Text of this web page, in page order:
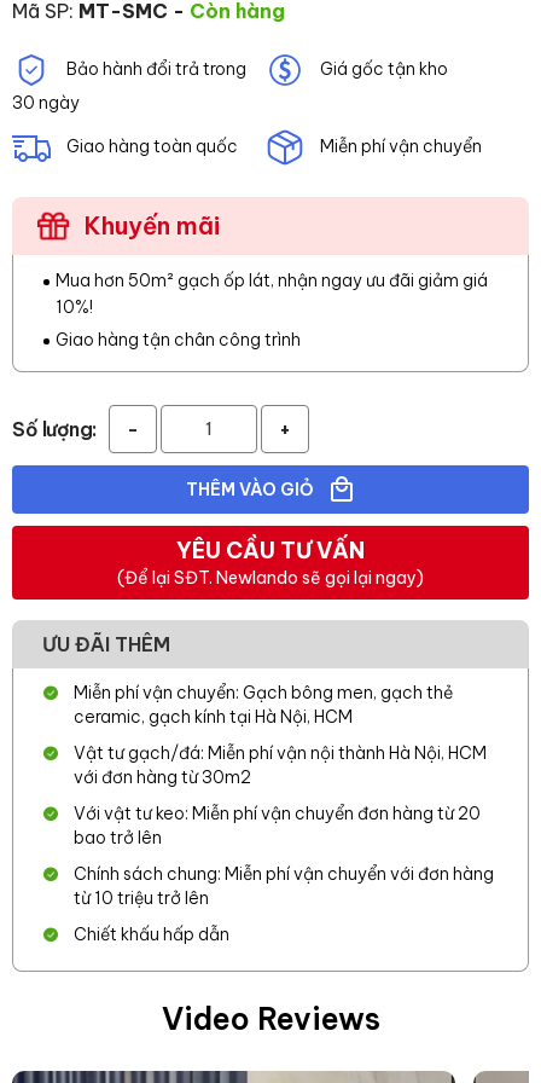
Mã SP: MT-SMC - Còn hàng
Bảo hành đổi trả trong
30 ngày
Giá gốc tận kho
Giao hàng toàn quốc Miễn phí vận chuyển
Khuyến mãi
Mua hơn 50m² gạch ốp lát, nhận ngay ưu đãi giảm giá
10%!
Giao hàng tận chân công trình
Số lượng: - +
THÊM VÀO GIỎ
YÊU CẦU TƯ VẤN
(Để lại SĐT. Newlando sẽ gọi lại ngay)
ƯU ĐÃI THÊM
Miễn phí vận chuyển: Gạch bông men, gạch thẻ
ceramic, gạch kính tại Hà Nội, HCM
Vật tư gạch/đá: Miễn phí vận nội thành Hà Nội, HCM
với đơn hàng từ 30m2
Với vật tư keo: Miễn phí vận chuyển đơn hàng từ 20
bao trở lên
Chính sách chung: Miễn phí vận chuyển với đơn hàng
từ 10 triệu trở lên
Chiết khấu hấp dẫn
Video Reviews